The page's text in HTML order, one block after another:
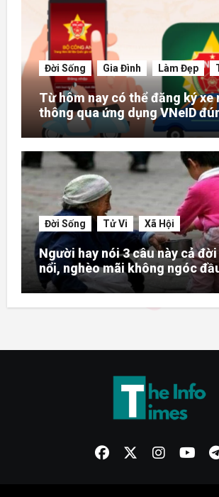
Đời Sống Gia Đình Làm Đẹp
Từ hôm nay có thể đăng ký xe
thông qua ứng dụng VNeID
Đời Sống Tử Vi Xã Hội
Người hay nói 3 câu này cả
nổi, nghèo mãi không ngóc